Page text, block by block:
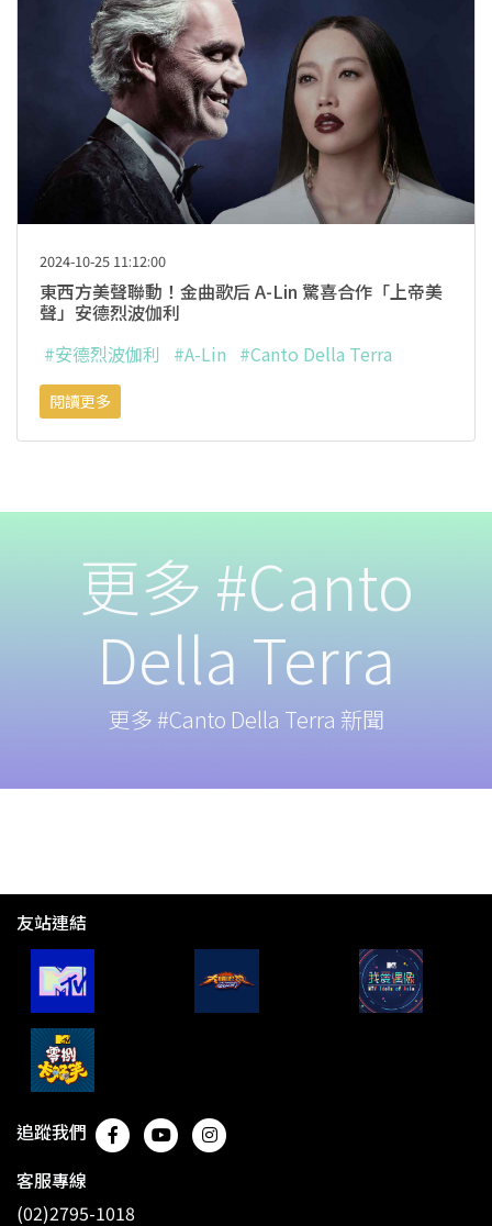
2024-10-25 11:12:00
東西方美聲聯動！金曲歌后 A-Lin 驚喜合作「上帝美
聲」安德烈波伽利
#安德烈波伽利
#A-Lin #Canto Della Terra
閱讀更多
更多 #Canto
Della Terra
更多 #Canto Della Terra 新聞
友站連結
追蹤我們
客服專線
(02)2795-1018